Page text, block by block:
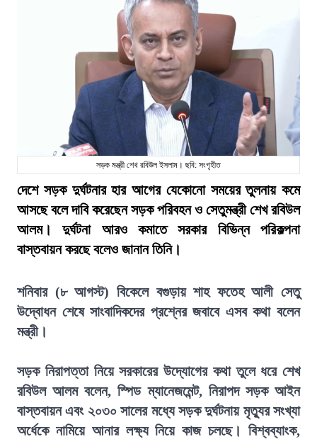
সড়ক মন্ত্রী শেখ রবিউল ইসলাম। ছবি: সংগৃহীত
দেশে সড়ক দুর্ঘটনার হার আগের যেকোনো সময়ের তুলনায় কমে
আসছে বলে দাবি করেছেন সড়ক পরিবহন ও সেতুমন্ত্রী শেখ রবিউল
আলম। দুর্ঘটনা আরও কমাতে সরকার বিভিন্ন পরিকল্পনা
বাস্তবায়ন করছে বলেও জানান তিনি।
শনিবার (৮ আগস্ট) বিকেলে বগুড়ায় শাহ ফতেহ আলী সেতু
উদ্বোধন শেষে সাংবাদিকদের প্রশ্নের জবাবে এসব কথা বলেন
মন্ত্রী।
সড়ক নিরাপত্তা নিয়ে সরকারের উদ্যোগের কথা তুলে ধরে শেখ
রবিউল আলম বলেন, স্পিড ম্যানেজমেন্ট, নিরাপদ সড়ক আইন
বাস্তবায়ন এবং ২০৩০ সালের মধ্যে সড়ক দুর্ঘটনায় মৃত্যুর সংখ্যা
অর্ধেকে নামিয়ে আনার লক্ষ্য নিয়ে কাজ চলছে। বিশ্বব্যাংক,